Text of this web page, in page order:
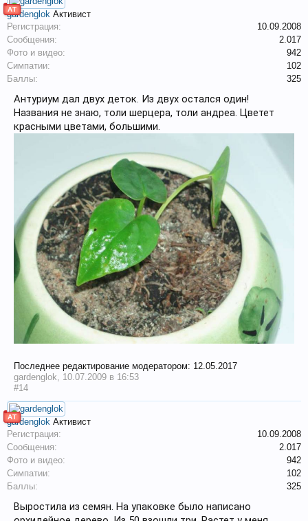
АТ
gardenglok Активист
Регистрация:
10.09.2008
Сообщения:
2.017
Фото и видео:
942
Симпатии:
102
Баллы:
325
Антуриум дал двух деток. Из двух остался один!
Названия не знаю, толи шерцера, толи андреа. Цветет
красными цветами, большими.
Последнее редактирование модератором: 12.05.2017
gardenglok, 10.07.2009 в 16:53
#14
АТ
gardenglok Активист
Регистрация:
10.09.2008
Сообщения:
2.017
Фото и видео:
942
Симпатии:
102
Баллы:
325
Выростила из семян. На упаковке было написано